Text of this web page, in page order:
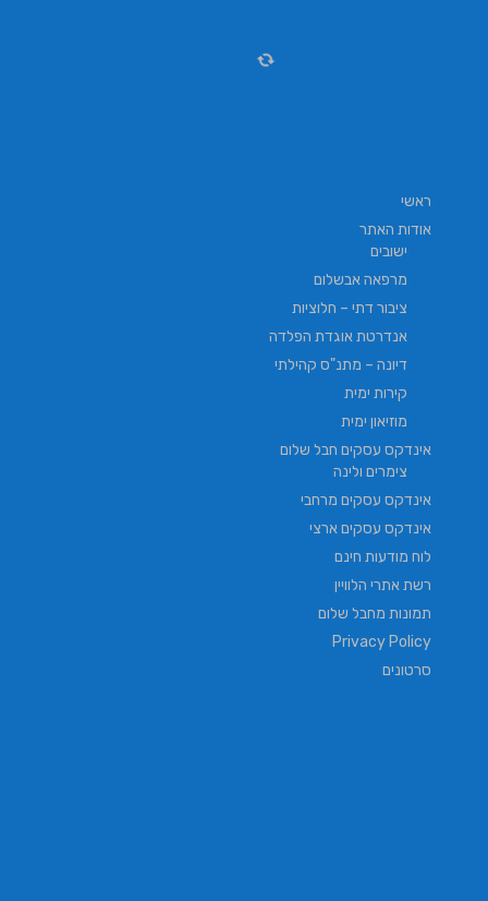
ראשי
אודות האתר
ישובים
מרפאה אבשלום
ציבור דתי – חלוציות
אנדרטת אוגדת הפלדה
דיונה – מתנ"ס קהילתי
קירות ימית
מוזיאון ימית
אינדקס עסקים חבל שלום
צימרים ולינה
אינדקס עסקים מרחבי
אינדקס עסקים ארצי
לוח מודעות חינם
רשת אתרי הלוויין
תמונות מחבל שלום
Privacy Policy
סרטונים